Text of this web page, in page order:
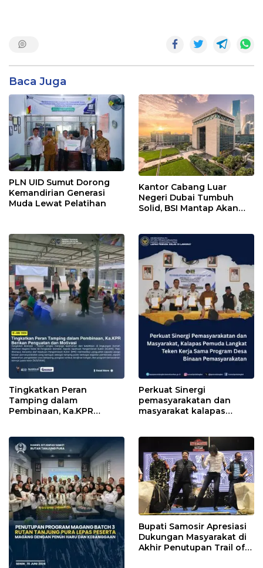
Baca Juga
PLN UID Sumut Dorong
Kemandirian Generasi
Muda Lewat Pelatihan
Kantor Cabang Luar
Negeri Dubai Tumbuh
Solid, BSI Mantap Akan
Tingkatkan Peran
Tamping dalam
Pembinaan, Ka.KPR
Perkuat Sinergi
pemasyarakatan dan
masyarakat kalapas
Binaan pemasyarakatan
Bupati Samosir Apresiasi
Dukungan Masyarakat di
Akhir Penutupan Trail of